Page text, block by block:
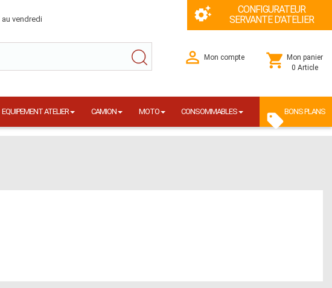
vendredi
CONFIGURATEUR
SERVANTE D'ATELIER
Mon compte
Mon panier
0 Article
EQUIPEMENT ATELIER CAMION MOTO CONSOMMABLES BONS PLANS